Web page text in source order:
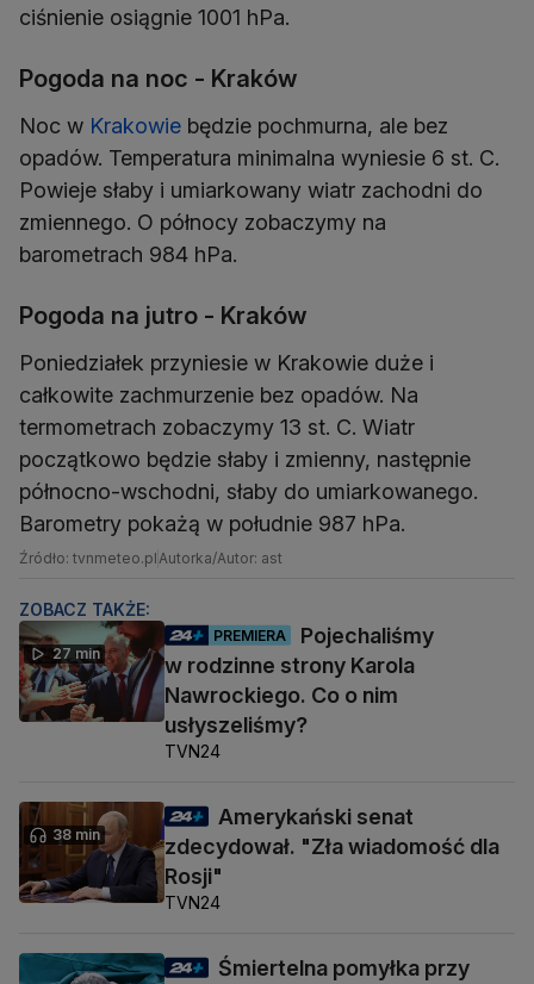
Pogoda na noc - Kraków
Noc w Krakowie będzie pochmurna, ale bez
opadów. Temperatura minimalna wyniesie 6 st. C.
Powieje słaby i umiarkowany wiatr zachodni do
zmiennego. O północy zobaczymy na
Pogoda na jutro - Kraków
Poniedziałek przyniesie w Krakowie duże i
całkowite zachmurzenie bez opadów. Na
termometrach zobaczymy 13 st. C. Wiatr
początkowo będzie słaby i zmienny, następnie
północno-wschodni, słaby do umiarkowanego.
Barometry pokażą w południe 987 hPa.
Źródło: tvnmeteo.plAutorka/Autor: ast
ZOBACZ TAKŻE:
27 min
PREMIERA
Pojechaliśmy
w rodzinne strony Karola
Nawrockiego. Co o nim
usłyszeliśmy?
TVN24
38 min
Amerykański senat
zdecydował. "Zła wiadomość dla
Rosji"
TVN24
Śmiertelna pomyłka przy